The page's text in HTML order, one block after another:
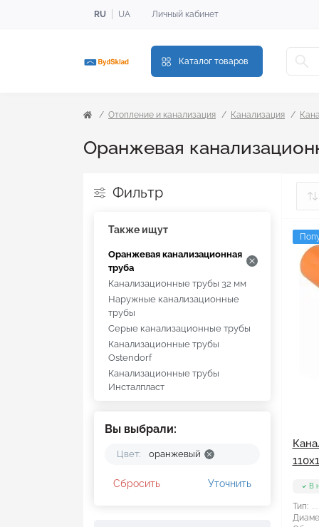
RU UA Личный кабинет
Каталог товаров
Отопление и канализация Канализация
Оранжевая
Фильтр
Также ищут
Оранжевая канализационная
труба
Канализационные трубы 32 мм
Наружные канализационные
трубы
Серые канализационные трубы
Канализационные трубы
Ostendorf
Канализационные трубы
Инсталпласт
Вы выбрали:
Цвет: оранжевый
Сбросить Уточнить В
Тип: